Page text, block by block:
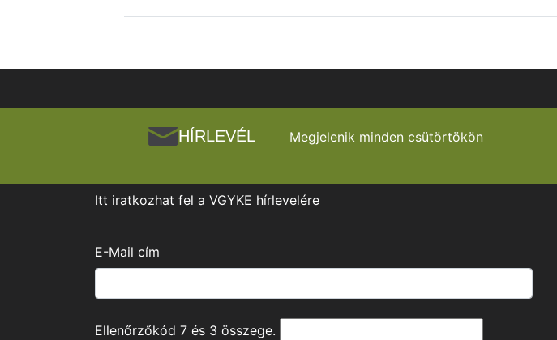
HÍRLEVÉL Megjelenik minden csütörtökön
Itt iratkozhat fel a VGYKE hírlevelére
E-Mail cím
Ellenőrzőkód 7 és 3 összege.